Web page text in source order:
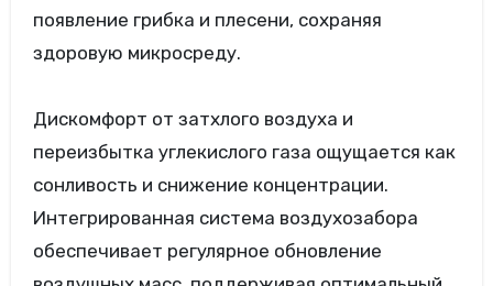
появление грибка и плесени, сохраняя
здоровую микросреду.
Дискомфорт от затхлого воздуха и
переизбытка углекислого газа ощущается как
сонливость и снижение концентрации.
Интегрированная система воздухозабора
обеспечивает регулярное обновление